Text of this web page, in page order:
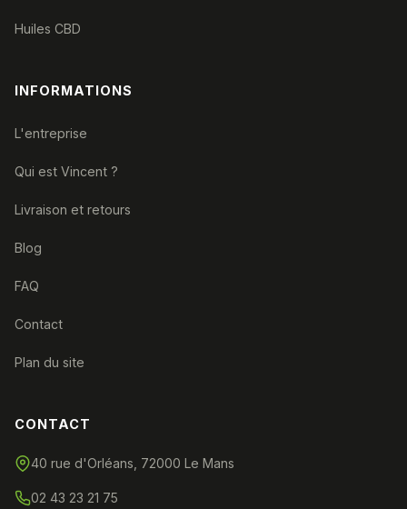
Huiles CBD
INFORMATIONS
L'entreprise
Qui est Vincent ?
Livraison et retours
Blog
FAQ
Contact
Plan du site
CONTACT
40 rue d'Orléans, 72000 Le Mans
02 43 23 21 75